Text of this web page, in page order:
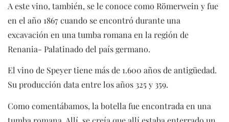
A este vino, también, se le conoce como Römerwein y fue
en el año 1867 cuando se encontró durante una
excavación en una tumba romana en la región de
Renania- Palatinado del país germano.
El vino de Speyer tiene más de 1.600 años de antigüedad.
Su producción data entre los años 325 y 359.
Como comentábamos, la botella fue encontrada en una